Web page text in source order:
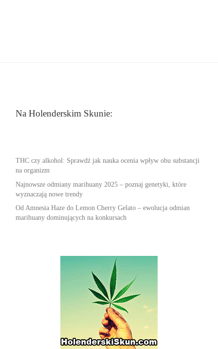
Na Holenderskim Skunie:
THC czy alkohol: Sprawdź jak nauka ocenia wpływ obu substancji
na organizm
Najnowsze odmiany marihuany 2025 – poznaj genetyki, które
wyznaczają nowe trendy
Od Amnesia Haze do Lemon Cherry Gelato – ewolucja odmian
marihuany dominujących na konkursach